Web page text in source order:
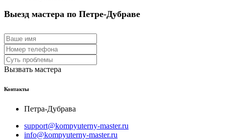
Выезд мастера по Петре-Дубраве
Вызвать мастера
Контакты
Петра-Дубрава
support@kompyuterny-master.ru
info@kompyuterny-master.ru